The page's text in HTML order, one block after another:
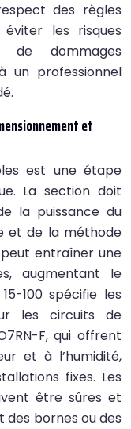
des règles
les risques
de dommages
un professionnel
et
est une étape
La section doit
la puissance du
et de la méthode
entraîner une
augmentant le
100 spécifie les
les circuits de
F, qui offrent
et à l’humidité,
fixes. Les
être sûres et
des bornes ou des